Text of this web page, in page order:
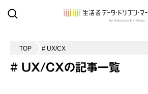
TOP # UX/CX
# UX/CXの記事一覧